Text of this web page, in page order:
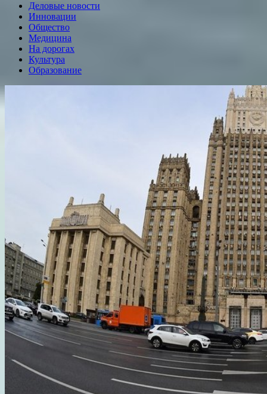
Деловые новости
Инновации
Общество
Медицина
На дорогах
Культура
Образование